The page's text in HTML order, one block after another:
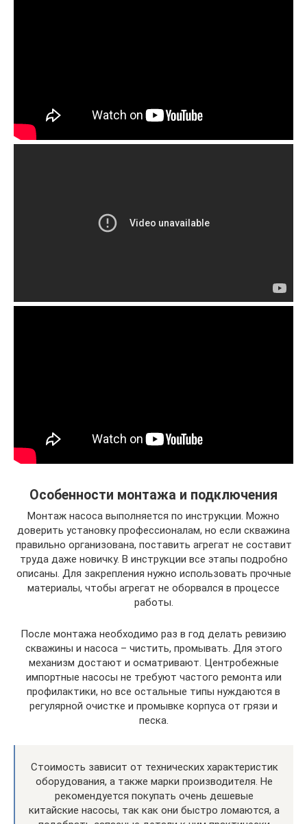
Особенности монтажа и подключения
Монтаж насоса выполняется по инструкции. Можно
доверить установку профессионалам, но если скважина
правильно организована, поставить агрегат не составит
труда даже новичку. В инструкции все этапы подробно
описаны. Для закрепления нужно использовать прочные
материалы, чтобы агрегат не оборвался в процессе
работы.
После монтажа необходимо раз в год делать ревизию
скважины и насоса – чистить, промывать. Для этого
механизм достают и осматривают. Центробежные
импортные насосы не требуют частого ремонта или
профилактики, но все остальные типы нуждаются в
регулярной очистке и промывке корпуса от грязи и
песка.
Стоимость зависит от технических характеристик
оборудования, а также марки производителя. Не
рекомендуется покупать очень дешевые
китайские насосы, так как они быстро ломаются, а